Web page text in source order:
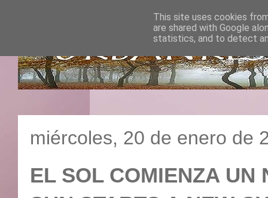
miércoles, 20 de enero de
EL SOL COMIENZA UN
This site uses cookies
are shared with Google
statistics, and to detect